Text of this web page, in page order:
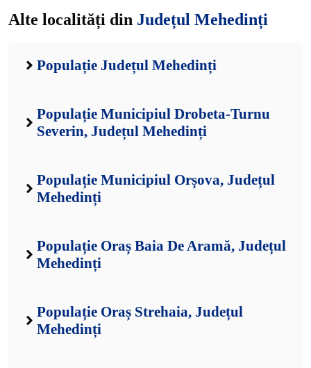
Alte localități din Județul Mehedinți
Populație Județul Mehedinți
Populație Municipiul Drobeta-Turnu
Severin, Județul Mehedinți
Populație Municipiul Orșova, Județul
Mehedinți
Populație Oraș Baia De Aramă, Județul
Mehedinți
Populație Oraș Strehaia, Județul
Mehedinți